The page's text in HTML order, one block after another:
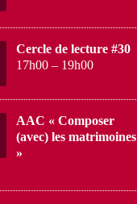
Cercle de lecture #30
17h00 – 19h00
AAC « Composer
(avec) les matrimoines
»